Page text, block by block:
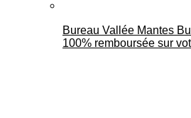
Bureau Vallée Mantes
100% remboursée sur